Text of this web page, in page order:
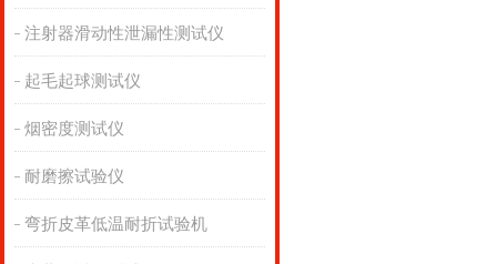
注射器滑动性泄漏性测试仪
起毛起球测试仪
烟密度测试仪
耐磨擦试验仪
弯折皮革低温耐折试验机